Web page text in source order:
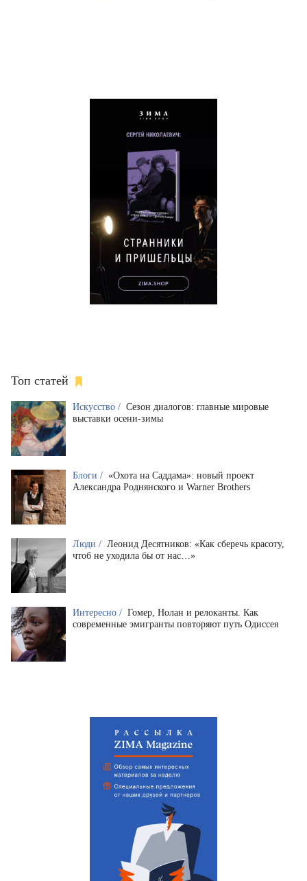
Топ статей
Искусство / Сезон диалогов: главные мировые
выставки осени-зимы
Блоги / «Охота на Саддама»: новый проект
Александра Роднянского и Warner Brothers
Люди / Леонид Десятников: «Как сберечь красоту,
чтоб не уходила бы от нас…»
Интересно / Гомер, Нолан и релоканты. Как
современные эмигранты повторяют путь Одиссея